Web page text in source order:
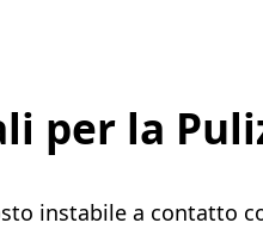
per la
instabile a contatto